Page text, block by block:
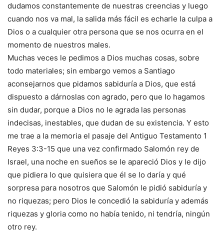
dudamos constantemente de nuestras creencias y luego
cuando nos va mal, la salida más fácil es echarle la culpa a
Dios o a cualquier otra persona que se nos ocurra en el
momento de nuestros males.
Muchas veces le pedimos a Dios muchas cosas, sobre
todo materiales; sin embargo vemos a Santiago
aconsejarnos que pidamos sabiduría a Dios, que está
dispuesto a dárnoslas con agrado, pero que lo hagamos
sin dudar, porque a Dios no le agrada las personas
indecisas, inestables, que dudan de su existencia. Y esto
me trae a la memoria el pasaje del Antiguo Testamento 1
Reyes 3:3-15 que una vez confirmado Salomón rey de
Israel, una noche en sueños se le apareció Dios y le dijo
que pidiera lo que quisiera que él se lo daría y qué
sorpresa para nosotros que Salomón le pidió sabiduría y
no riquezas; pero Dios le concedió la sabiduría y además
riquezas y gloria como no había tenido, ni tendría, ningún
otro rey.